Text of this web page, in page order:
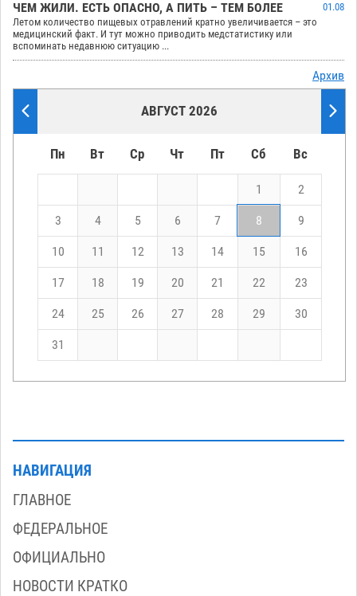
ЧЕМ ЖИЛИ. ЕСТЬ ОПАСНО, А ПИТЬ – ТЕМ БОЛЕЕ
01.08
Летом количество пищевых отравлений кратно увеличивается – это
медицинский факт. И тут можно приводить медстатистику или
вспоминать недавнюю ситуацию ...
Архив
АВГУСТ 2026
Пн Вт Ср Чт Пт Сб Вс
1 2
3 4 5 6 7 8 9
10 11 12 13 14 15 16
17 18 19 20 21 22 23
24 25 26 27 28 29 30
31
НАВИГАЦИЯ
ГЛАВНОЕ
ФЕДЕРАЛЬНОЕ
ОФИЦИАЛЬНО
НОВОСТИ КРАТКО